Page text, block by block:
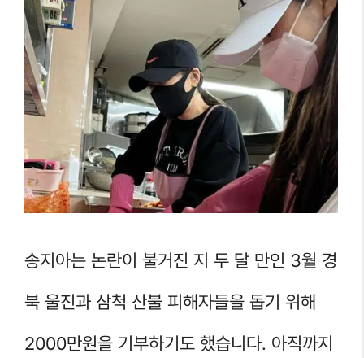
송지아는 논란이 불거진 지 두 달 만인 3월 경
북 울진과 삼척 산불 피해자들을 돕기 위해
2000만원을 기부하기도 했습니다. 아직까지